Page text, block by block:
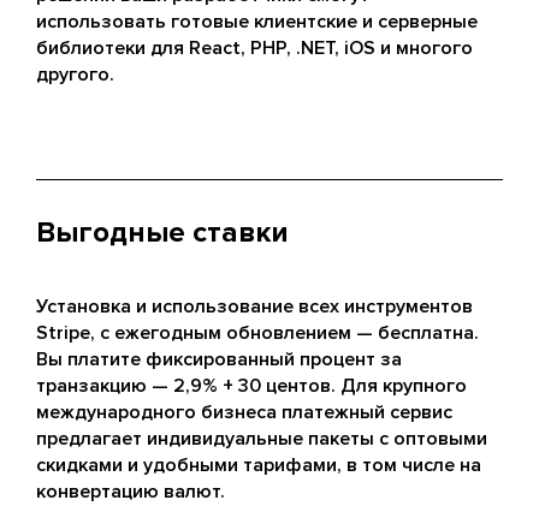
использовать готовые клиентские и серверные
библиотеки для React, PHP, .NET, iOS и многого
другого.
Выгодные ставки
Установка и использование всех инструментов
Stripe, с ежегодным обновлением — бесплатна.
Вы платите фиксированный процент за
транзакцию — 2,9% + 30 центов. Для крупного
международного бизнеса платежный сервис
предлагает индивидуальные пакеты с оптовыми
скидками и удобными тарифами, в том числе на
конвертацию валют.